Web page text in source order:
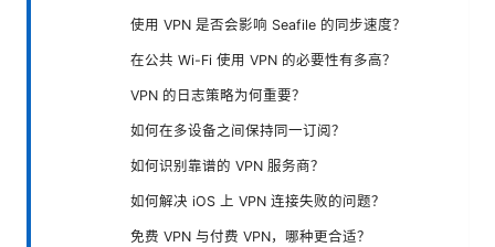
使用 VPN 是否会影响 Seafile 的同步速度？
在公共 Wi-Fi 使用 VPN 的必要性有多高？
VPN 的日志策略为何重要？
如何在多设备之间保持同一订阅？
如何识别靠谱的 VPN 服务商？
如何解决 iOS 上 VPN 连接失败的问题？
免费 VPN 与付费 VPN，哪种更合适？